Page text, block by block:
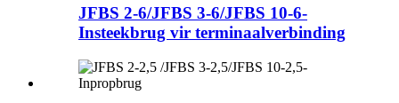
JFBS 2-6/JFBS 3-6/JFBS 10-6-
Insteekbrug vir terminaalverbinding